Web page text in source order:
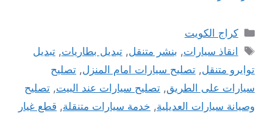
التصنيفات
كراج الكويت
الوسوم
انقاذ سيارات, بنشر متنقل,تبديل بطاريات,تبديل
توايرو متنقل, تصليح سيارات امام المنزل, تصليح
سيارات على الطريق, تصليح سيارات عند البيت, تصليح
وصيانة سيارات العديلية, خدمة سيارات متنقلة, قطع غيار